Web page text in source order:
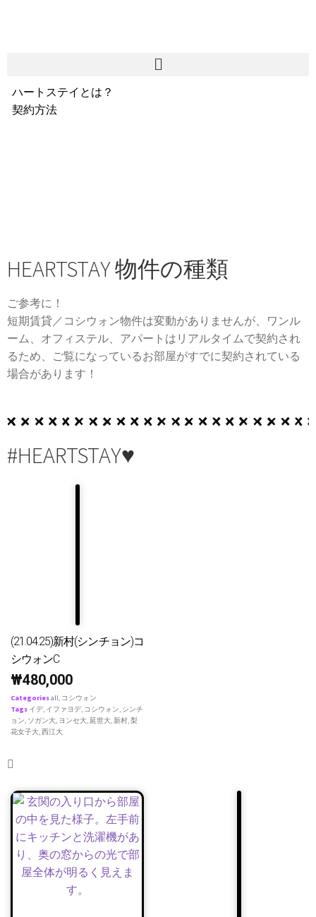
ハートステイとは？
契約方法
HEARTSTAY 物件の種類
ご参考に！
短期賃貸／コシウォン物件は変動がありませんが、ワンル
ーム、オフィステル、アパートはリアルタイムで契約され
るため、ご覧になっているお部屋がすでに契約されている
場合があります！
#HEARTSTAY♥
(21.04.25)新村(シンチョン)コ
シウォンC
₩480,000
Categoriesall, コシウォン
Tags イデ, イファヨデ, コシウォン, シンチ
ョン, ソガン大, ヨンセ大,延世大,新村,梨
花女子大,西江大